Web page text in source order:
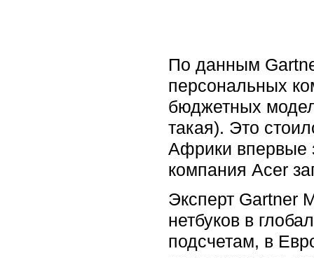
По данным
персональных
бюджетных
такая). Это
Африки впервые
компания Acer
Эксперт Gartner
нетбуков в
подсчетам, в